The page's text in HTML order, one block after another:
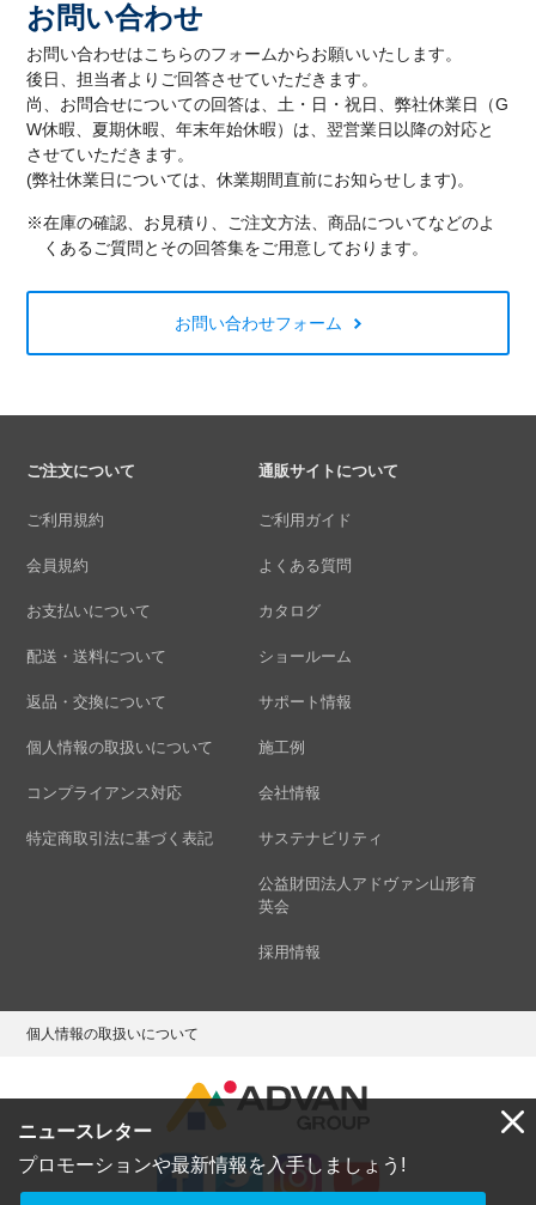
ニュースレター
プロモーションや最新情報を入手しましょう!
お問い合わせ
お問い合わせはこちらのフォームからお願いいたします。
後日、担当者よりご回答させていただきます。
尚、お問合せについての回答は、土・日・祝日、弊社休業日（G
W休暇、夏期休暇、年末年始休暇）は、翌営業日以降の対応と
させていただきます。
(弊社休業日については、休業期間直前にお知らせします)。
※在庫の確認、お見積り、ご注文方法、商品についてなどのよ
くあるご質問とその回答集をご用意しております。
お問い合わせフォーム
ご注文について
ご利用規約
会員規約
お支払いについて
配送・送料について
返品・交換について
個人情報の取扱いについて
コンプライアンス対応
特定商取引法に基づく表記
通販サイトについて
ご利用ガイド
よくある質問
カタログ
ショールーム
サポート情報
施工例
会社情報
サステナビリティ
公益財団法人アドヴァン山形育
英会
採用情報
個人情報の取扱いについて